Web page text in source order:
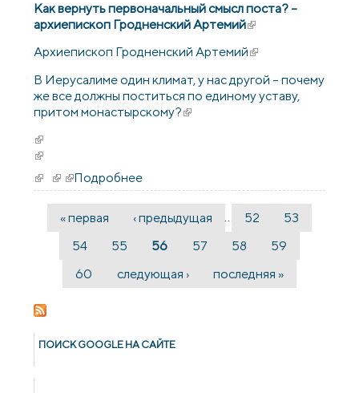
Как вернуть первоначальный смысл поста? –
архиепископ Гродненский Артемий(внешняя ссылка)
Архиепископ Гродненский Артемий(внешняя ссылка)
В Иерусалиме один климат, у нас другой – почему
же все должны поститься по единому уставу,
притом монастырскому?(внешняя ссылка)
(внешняя ссылка)
(внешняя ссылка)
(внешняя ссылка)
(внешняя ссылка)
(внешняя ссылка)
Подробнее
вернуть первоначальный смысл
Страницы
« первая ‹ предыдущая 52
53
54
55 56 57 58
59
60
следующая › последняя »
ПОИСК GOОGLE НА САЙТЕ